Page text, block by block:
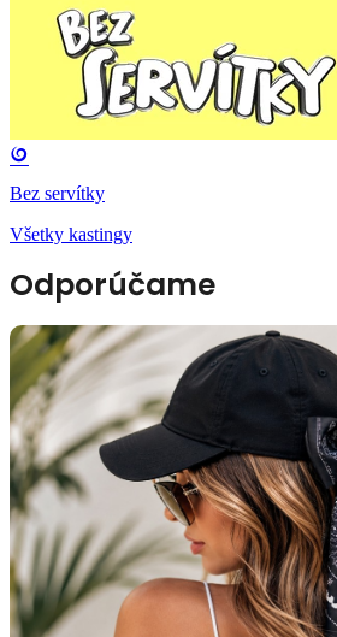
Bez servítky
Všetky kastingy
Odporúčame